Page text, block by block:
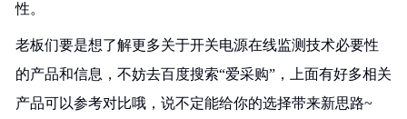
性。
老板们要是想了解更多关于开关电源在线监测技术必要性
的产品和信息，不妨去百度搜索“爱采购”，上面有好多相关
产品可以参考对比哦，说不定能给你的选择带来新思路~